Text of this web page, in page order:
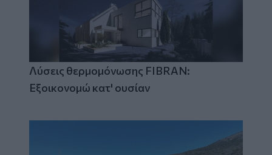
Λύσεις θερμομόνωσης FIBRAN:
Εξοικονομώ κατ' ουσίαν